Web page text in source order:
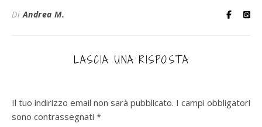
DiAndrea M.
LASCIA UNA RISPOSTA
Il tuo indirizzo email non sarà pubblicato. I campi obbligatori
sono contrassegnati *